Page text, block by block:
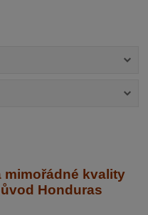
kvality
Honduras